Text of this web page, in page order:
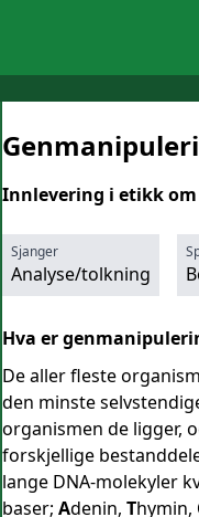
Innlevering i etikk
Sjanger
Analyse/tolkning
Hva er
De aller fleste
den minste
organismen de ligger,
forskjellige
lange DNA-molekyler
baser; Adenin, Thymin,